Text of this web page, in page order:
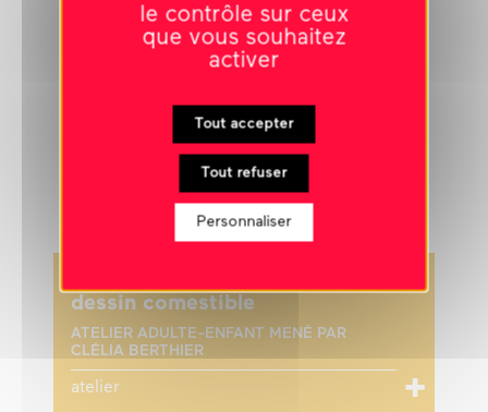
dessin comestible
ATELIER ADULTE-ENFANT MENÉ PAR
CLÉLIA BERTHIER
atelier
le contrôle sur ceux
que vous souhaitez
activer
Tout accepter
Tout refuser
Personnaliser